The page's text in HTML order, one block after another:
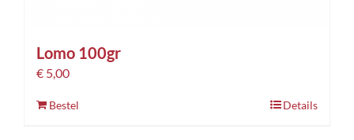
Lomo 100gr
€ 5,00
Bestel Details